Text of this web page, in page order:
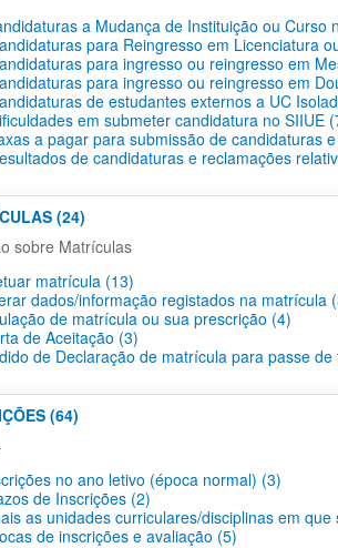
a Mudança de Instituição ou
para Reingresso em Licenciatura
para ingresso ou reingresso em
para ingresso ou reingresso em
de estudantes externos a UC
em submeter candidatura no SIIUE
a pagar para submissão de candidaturas
de candidaturas e reclamações
(24)
sobre Matrículas
matrícula (13)
dados/informação registados na matrícula
de matrícula ou sua prescrição (4)
de Aceitação (3)
de Declaração de matrícula para passe
(64)
no ano letivo (época normal) (3)
de Inscrições (2)
as unidades curriculares/disciplinas em
de inscrições e avaliação (5)